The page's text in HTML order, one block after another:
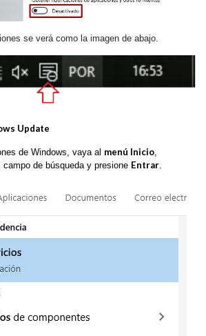
se verá como la imagen de abajo.
Update
de Windows, vaya al menú Inicio
campo de búsqueda y presione Entrar